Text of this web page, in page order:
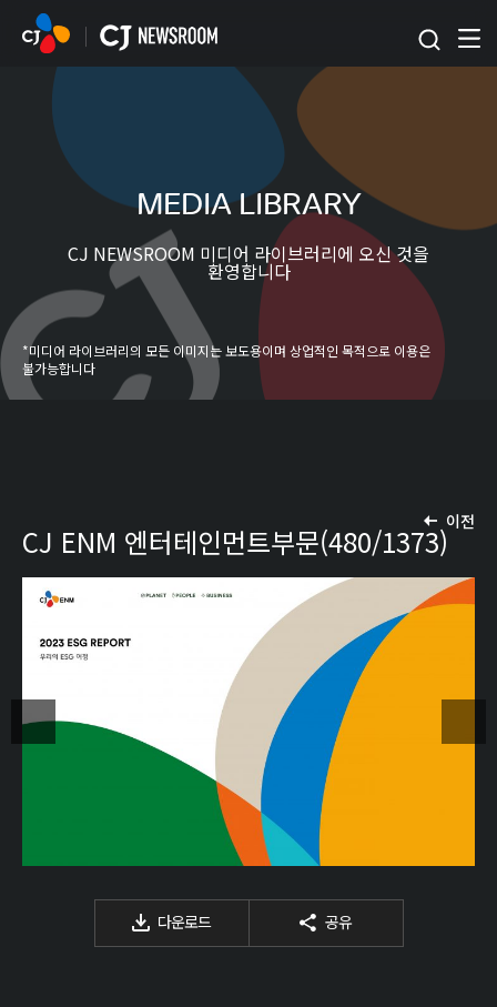
본문 바로가기
MEDIA LIBRARY
CJ NEWSROOM 미디어 라이브러리에 오신 것을
환영합니다
*미디어 라이브러리의 모든 이미지는 보도용이며 상업적인 목적으로 이용은
불가능합니다
이전
CJ ENM 엔터테인먼트부문(480/1373)
다운로드 공유